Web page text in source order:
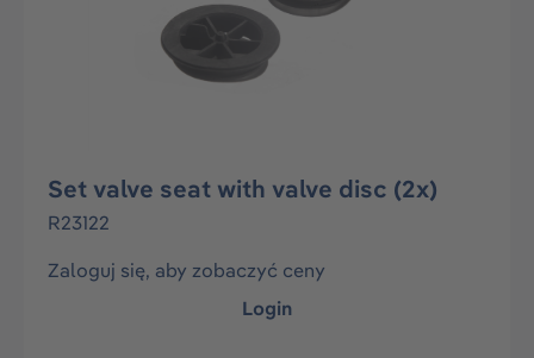
Set valve seat with valve disc (2x)
R23122
Zaloguj się, aby zobaczyć ceny
Login